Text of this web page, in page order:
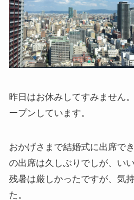
昨日はお休みしてすみません
ープンしています。
おかげさまで結婚式に出席でき
の出席は久しぶりでしが、い
残暑は厳しかったですが、気
た。